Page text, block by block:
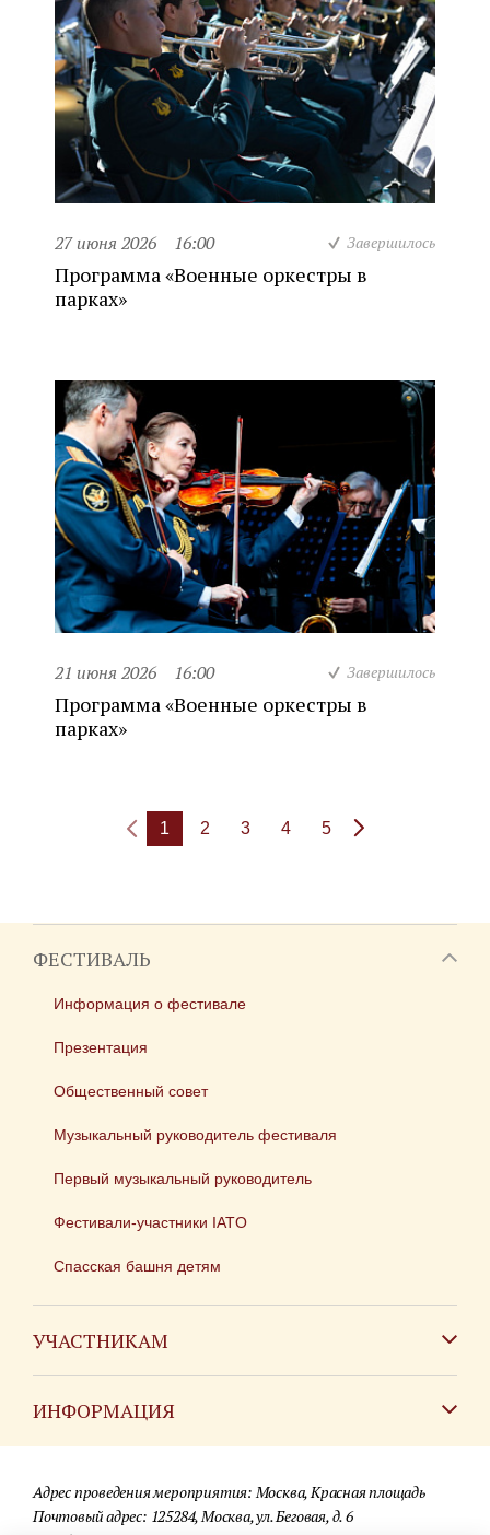
27 июня 2026 16:00 Завершилось
Программа «Военные оркестры в
парках»
21 июня 2026 16:00 Завершилось
Программа «Военные оркестры в
парках»
1 2 3 4 5
ФЕСТИВАЛЬ
Информация о фестивале
Презентация
Общественный совет
Музыкальный руководитель фестиваля
Первый музыкальный руководитель
Фестивали-участники IATO
Спасская башня детям
УЧАСТНИКАМ
ИНФОРМАЦИЯ
Для СМИ
Адрес проведения мероприятия: Москва, Красная площадь
Почтовый адрес: 125284, Москва, ул. Беговая, д. 6